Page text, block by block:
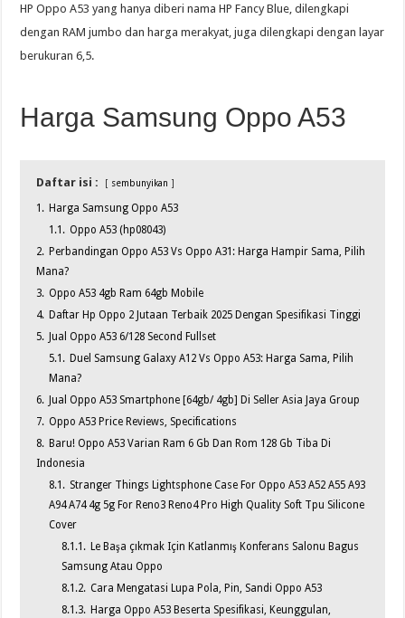
HP Oppo A53 yang hanya diberi nama HP Fancy Blue, dilengkapi
dengan RAM jumbo dan harga merakyat, juga dilengkapi dengan layar
berukuran 6,5.
Harga Samsung Oppo A53
Daftar isi : sembunyikan
1. Harga Samsung Oppo A53
1.1. Oppo A53 (hp08043)
2. Perbandingan Oppo A53 Vs Oppo A31: Harga Hampir Sama, Pilih
Mana?
3. Oppo A53 4gb Ram 64gb Mobile
4. Daftar Hp Oppo 2 Jutaan Terbaik 2025 Dengan Spesifikasi Tinggi
5. Jual Oppo A53 6/128 Second Fullset
5.1. Duel Samsung Galaxy A12 Vs Oppo A53: Harga Sama, Pilih
Mana?
6. Jual Oppo A53 Smartphone [64gb/ 4gb] Di Seller Asia Jaya Group
7. Oppo A53 Price Reviews, Specifications
8. Baru! Oppo A53 Varian Ram 6 Gb Dan Rom 128 Gb Tiba Di
Indonesia
8.1. Stranger Things Lightsphone Case For Oppo A53 A52 A55 A93
A94 A74 4g 5g For Reno3 Reno4 Pro High Quality Soft Tpu Silicone
Cover
8.1.1. Le Başa çıkmak Için Katlanmış Konferans Salonu Bagus
Samsung Atau Oppo
8.1.2. Cara Mengatasi Lupa Pola, Pin, Sandi Oppo A53
8.1.3. Harga Oppo A53 Beserta Spesifikasi, Keunggulan,